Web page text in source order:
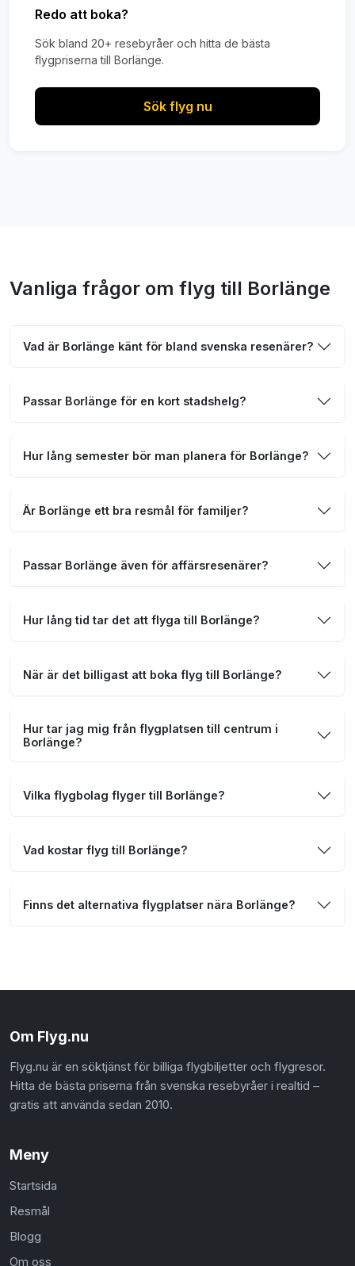
Redo att boka?
Sök bland 20+ resebyråer och hitta de bästa
flygpriserna till Borlänge.
Sök flyg nu
Vanliga frågor om flyg till Borlänge
Vad är Borlänge känt för bland svenska resenärer?
Passar Borlänge för en kort stadshelg?
Hur lång semester bör man planera för Borlänge?
Är Borlänge ett bra resmål för familjer?
Passar Borlänge även för affärsresenärer?
Hur lång tid tar det att flyga till Borlänge?
När är det billigast att boka flyg till Borlänge?
Hur tar jag mig från flygplatsen till centrum i
Borlänge?
Vilka flygbolag flyger till Borlänge?
Vad kostar flyg till Borlänge?
Finns det alternativa flygplatser nära Borlänge?
Om Flyg.nu
Flyg.nu är en söktjänst för billiga flygbiljetter och flygresor.
Hitta de bästa priserna från svenska resebyråer i realtid –
gratis att använda sedan 2010.
Meny
Startsida
Resmål
Blogg
Om oss